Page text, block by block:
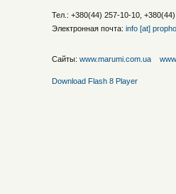
Тел.: +380(44) 257-10-10, +380(44)
Электронная почта: info [at]
Сайты: www.marumi.com.ua
Download Flash 8 Player